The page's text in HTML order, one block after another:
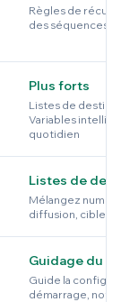
Règles de
des séquences
Plus forts
Listes de
Variables
quotidien
Listes de
Mélangez
diffusion, cibles
Guidage du
Guide la
démarrage,